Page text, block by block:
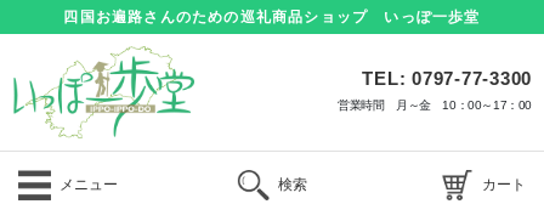
四国お遍路さんのための巡礼商品ショップ いっぽ一歩堂
TEL: 0797-77-3300
営業時間 月～金 10：00～17：00
メニュー 検索 カート